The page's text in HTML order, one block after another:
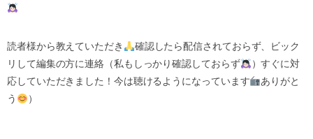
読者様から教えていただき
確認したら配信されておらず、ビック
リして編集の方に連絡（私もしっかり確認しておらず
）すぐに対
応していただきました！今は聴けるようになっています
ありがと
う
）